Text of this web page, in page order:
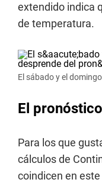
extendido indica
de temperatura.
El sábado y el
El
Para los que
cálculos de
coindicen en este